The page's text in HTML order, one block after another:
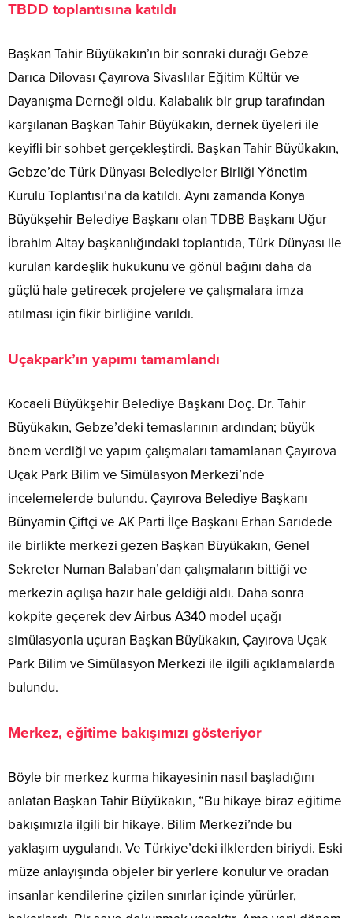
TBDD toplantısına katıldı
Başkan Tahir Büyükakın’ın bir sonraki durağı Gebze
Darıca Dilovası Çayırova Sivaslılar Eğitim Kültür ve
Dayanışma Derneği oldu. Kalabalık bir grup tarafından
karşılanan Başkan Tahir Büyükakın, dernek üyeleri ile
keyifli bir sohbet gerçekleştirdi. Başkan Tahir Büyükakın,
Gebze’de Türk Dünyası Belediyeler Birliği Yönetim
Kurulu Toplantısı’na da katıldı. Aynı zamanda Konya
Büyükşehir Belediye Başkanı olan TDBB Başkanı Uğur
İbrahim Altay başkanlığındaki toplantıda, Türk Dünyası ile
kurulan kardeşlik hukukunu ve gönül bağını daha da
güçlü hale getirecek projelere ve çalışmalara imza
atılması için fikir birliğine varıldı.
Uçakpark’ın yapımı tamamlandı
Kocaeli Büyükşehir Belediye Başkanı Doç. Dr. Tahir
Büyükakın, Gebze’deki temaslarının ardından; büyük
önem verdiği ve yapım çalışmaları tamamlanan Çayırova
Uçak Park Bilim ve Simülasyon Merkezi’nde
incelemelerde bulundu. Çayırova Belediye Başkanı
Bünyamin Çiftçi ve AK Parti İlçe Başkanı Erhan Sarıdede
ile birlikte merkezi gezen Başkan Büyükakın, Genel
Sekreter Numan Balaban’dan çalışmaların bittiği ve
merkezin açılışa hazır hale geldiği aldı. Daha sonra
kokpite geçerek dev Airbus A340 model uçağı
simülasyonla uçuran Başkan Büyükakın, Çayırova Uçak
Park Bilim ve Simülasyon Merkezi ile ilgili açıklamalarda
bulundu.
Merkez, eğitime bakışımızı gösteriyor
Böyle bir merkez kurma hikayesinin nasıl başladığını
anlatan Başkan Tahir Büyükakın, “Bu hikaye biraz eğitime
bakışımızla ilgili bir hikaye. Bilim Merkezi’nde bu
yaklaşım uygulandı. Ve Türkiye’deki ilklerden biriydi. Eski
müze anlayışında objeler bir yerlere konulur ve oradan
insanlar kendilerine çizilen sınırlar içinde yürürler,